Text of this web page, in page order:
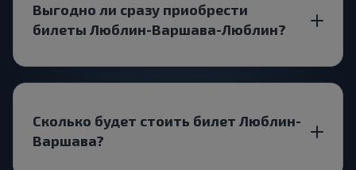
Выгодно ли сразу приобрести
билеты Люблин-Варшава-Люблин?
Сколько будет стоить билет Люблин-
Варшава?